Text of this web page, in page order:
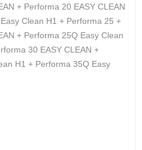
+ Performa 20 EASY CLEAN
Clean H1 + Performa 25 +
+ Performa 25Q Easy Clean
30 EASY CLEAN +
H1 + Performa 35Q Easy